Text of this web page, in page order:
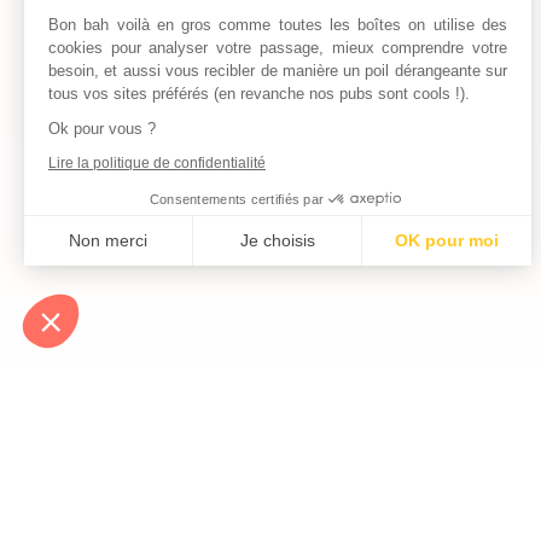
Bon bah voilà en gros comme toutes les boîtes on utilise des
cookies pour analyser votre passage, mieux comprendre votre
besoin, et aussi vous recibler de manière un poil dérangeante sur
tous vos sites préférés (en revanche nos pubs sont cools !).
Ok pour vous ?
Lire la politique de confidentialité
Consentements certifiés par
Non merci Je choisis
OK pour moi
Notre plateforme vous permet d'adapter et de gérer vos